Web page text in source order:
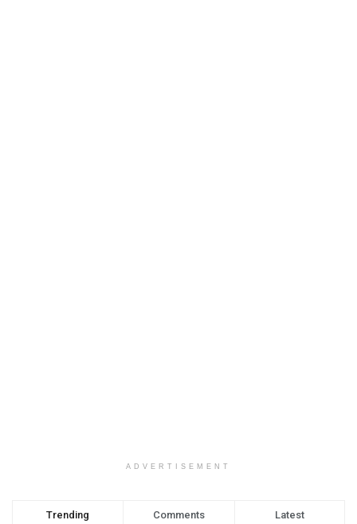
ADVERTISEMENT
Trending Comments Latest